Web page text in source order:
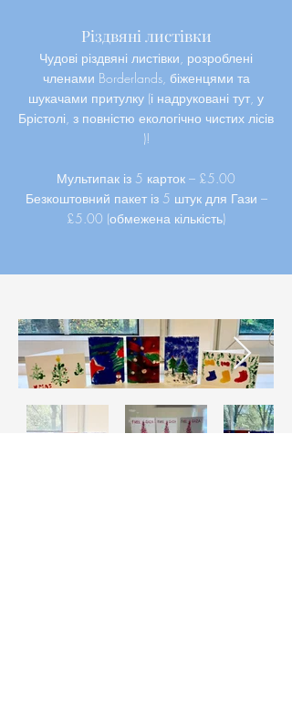
Різдвяні листівки
Чудові різдвяні листівки, розроблені
членами Borderlands, біженцями та
шукачами притулку (і надруковані тут, у
Брістолі, з повністю екологічно чистих лісів
)!
Мультипак із 5 карток – £5.00
Безкоштовний пакет із 5 штук для Гази –
£5.00 (обмежена кількість)